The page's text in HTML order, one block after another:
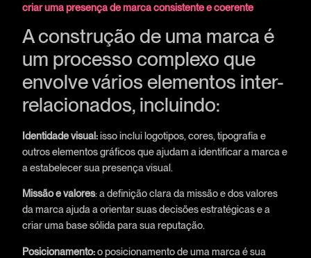
criar uma presença de marca consistente e coerente
A construção de uma marca é
um processo complexo que
envolve vários elementos inter-
relacionados, incluindo:
Identidade visual:isso inclui logotipos, cores, tipografia e
outros elementos gráficos que ajudam a identificar a marca e
a estabelecer sua presença visual.
Missão e valores: a definição clara da missão e dos valores
da marca ajuda a orientar suas decisões estratégicas e a
criar uma base sólida para sua reputação.
Posicionamento:o posicionamento de uma marca é sua